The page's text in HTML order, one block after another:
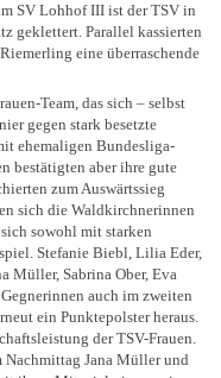
SV Lohhof III ist der TSV in
geklettert. Parallel kassierten
eine überraschende
Team, das sich – selbst
gegen stark besetzte
ehemaligen Bundesliga-
bestätigten aber ihre gute
zum Auswärtssieg
sich die Waldkirchnerinnen
sowohl mit starken
Stefanie Biebl, Lilia Eder,
Müller, Sabrina Ober, Eva
auch im zweiten
ein Punktepolster heraus.
der TSV-Frauen.
Nachmittag Jana Müller und